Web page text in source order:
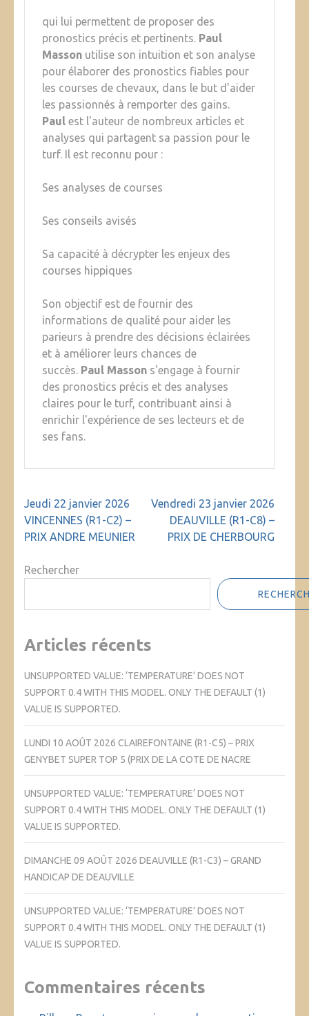
qui lui permettent de proposer des
pronostics précis et pertinents. Paul
Masson utilise son intuition et son analyse
pour élaborer des pronostics fiables pour
les courses de chevaux, dans le but d'aider
les passionnés à remporter des gains.
Paul est l'auteur de nombreux articles et
analyses qui partagent sa passion pour le
turf. Il est reconnu pour :
Ses analyses de courses
Ses conseils avisés
Sa capacité à décrypter les enjeux des
courses hippiques
Son objectif est de fournir des
informations de qualité pour aider les
parieurs à prendre des décisions éclairées
et à améliorer leurs chances de
succès. Paul Masson s'engage à fournir
des pronostics précis et des analyses
claires pour le turf, contribuant ainsi à
enrichir l'expérience de ses lecteurs et de
ses fans.
Navigation
de
l’article
Jeudi 22 janvier 2026
VINCENNES (R1-C2) –
PRIX ANDRE MEUNIER
Vendredi 23 janvier 2026
DEAUVILLE (R1-C8) –
PRIX DE CHERBOURG
Rechercher
Articles récents
UNSUPPORTED VALUE: ‘TEMPERATURE’ DOES NOT
SUPPORT 0.4 WITH THIS MODEL. ONLY THE DEFAULT (1)
VALUE IS SUPPORTED.
LUNDI 10 AOÛT 2026 CLAIREFONTAINE (R1-C5) – PRIX
GENYBET SUPER TOP 5 (PRIX DE LA COTE DE NACRE
UNSUPPORTED VALUE: ‘TEMPERATURE’ DOES NOT
SUPPORT 0.4 WITH THIS MODEL. ONLY THE DEFAULT (1)
VALUE IS SUPPORTED.
DIMANCHE 09 AOÛT 2026 DEAUVILLE (R1-C3) – GRAND
HANDICAP DE DEAUVILLE
UNSUPPORTED VALUE: ‘TEMPERATURE’ DOES NOT
SUPPORT 0.4 WITH THIS MODEL. ONLY THE DEFAULT (1)
VALUE IS SUPPORTED.
Commentaires récents